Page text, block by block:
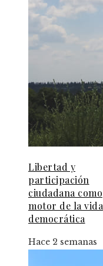
Libertad y
participación
ciudadana como
motor de la vida
democrática
Hace 2 semanas